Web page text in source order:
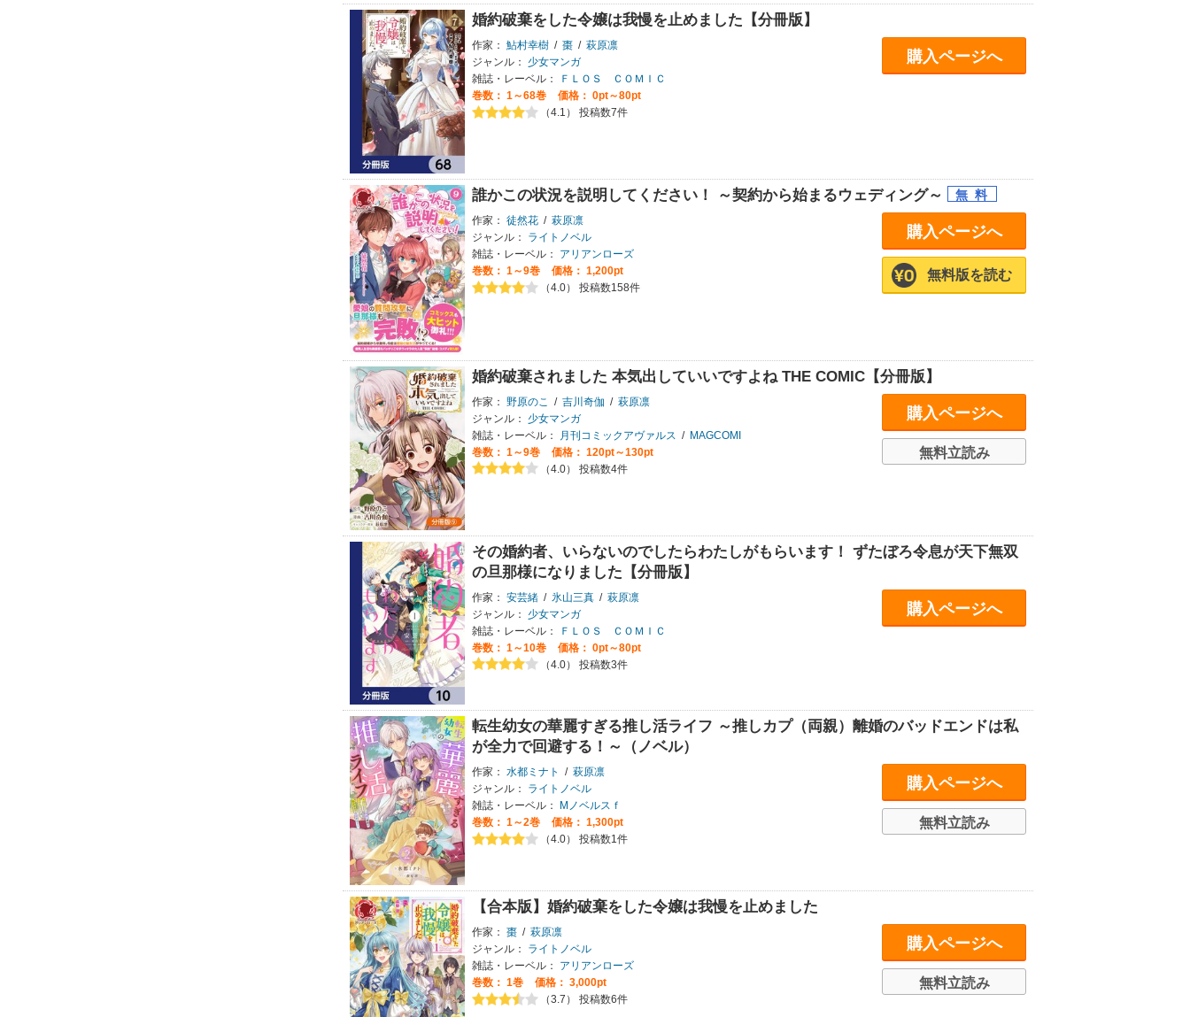
婚約破棄をした令嬢は我慢を止めました【分冊版】
作家： 鮎村幸樹 / 棗 / 萩原凛
ジャンル：
少女マンガ
雑誌・レーベル：
ＦＬＯＳ ＣＯＭＩＣ
巻数： 1～68巻
価格： 0pt～80pt
（4.1） 投稿数7件
購入ページへ
誰かこの状況を説明してください！ ～契約から始まるウェディング～
作家： 徒然花 / 萩原凛
ジャンル：
ライトノベル
雑誌・レーベル：
アリアンローズ
巻数： 1～9巻
価格： 1,200pt
（4.0） 投稿数158件
購入ページへ
無料版を読む
婚約破棄されました 本気出していいですよね THE COMIC【分冊版】
作家： 野原のこ / 吉川奇伽 / 萩原凛
ジャンル：
少女マンガ
雑誌・レーベル：
月刊コミックアヴァルス / MAGCOMI
巻数： 1～9巻
価格： 120pt～130pt
（4.0） 投稿数4件
購入ページへ
無料立読み
その婚約者、いらないのでしたらわたしがもらいます！ ずたぼろ令息が天下無双
の旦那様になりました【分冊版】
作家： 安芸緒 / 氷山三真 / 萩原凛
ジャンル：
少女マンガ
雑誌・レーベル：
ＦＬＯＳ ＣＯＭＩＣ
巻数： 1～10巻
価格： 0pt～80pt
（4.0） 投稿数3件
購入ページへ
転生幼女の華麗すぎる推し活ライフ ～推しカプ（両親）離婚のバッドエンドは私
が全力で回避する！～（ノベル）
作家： 水都ミナト / 萩原凛
ジャンル：
ライトノベル
雑誌・レーベル：
Mノベルスｆ
巻数： 1～2巻
価格： 1,300pt
（4.0） 投稿数1件
購入ページへ
無料立読み
【合本版】婚約破棄をした令嬢は我慢を止めました
作家： 棗 / 萩原凛
ジャンル：
ライトノベル
雑誌・レーベル：
アリアンローズ
巻数： 1巻
価格： 3,000pt
（3.7） 投稿数6件
購入ページへ
無料立読み